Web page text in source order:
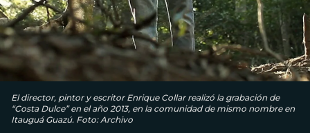
El director, pintor y escritor Enrique Collar realizó la grabación de
“Costa Dulce” en el año 2013, en la comunidad de mismo nombre en
Itauguá Guazú. Foto: Archivo